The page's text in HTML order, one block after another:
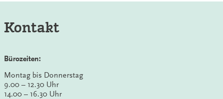
Kontakt
Bürozeiten:
Montag bis Donnerstag
9.00 – 12.30 Uhr
14.00 – 16.30 Uhr